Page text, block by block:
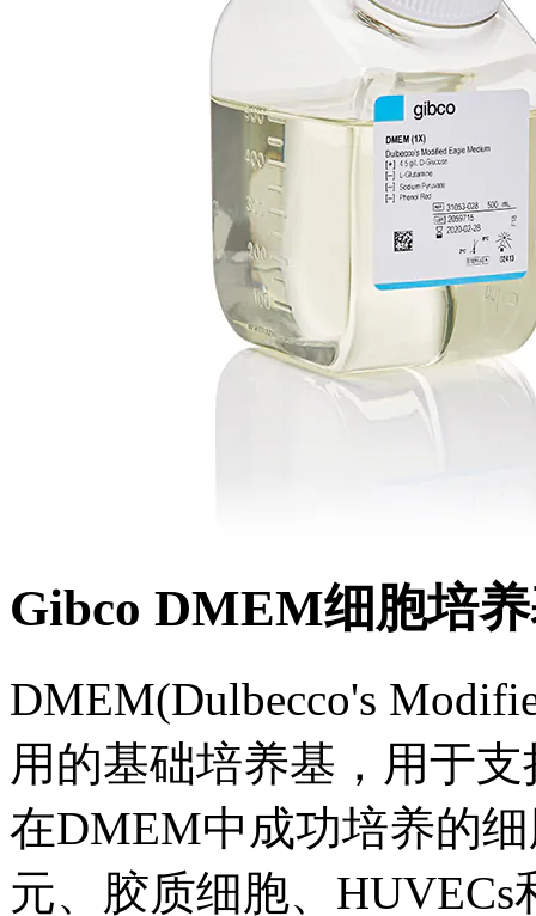
Gibco DMEM细胞培
DMEM(Dulbecco's
用的基础培养基，用于
在DMEM中成功培养的
元、胶质细胞、